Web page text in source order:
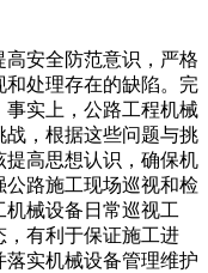
安全防范意识，严格
处理存在的缺陷。完
实上，公路工程机械
，根据这些问题与挑
高思想认识，确保机
路施工现场巡视和检
械设备日常巡视工
，有利于保证施工进
实机械设备管理维护